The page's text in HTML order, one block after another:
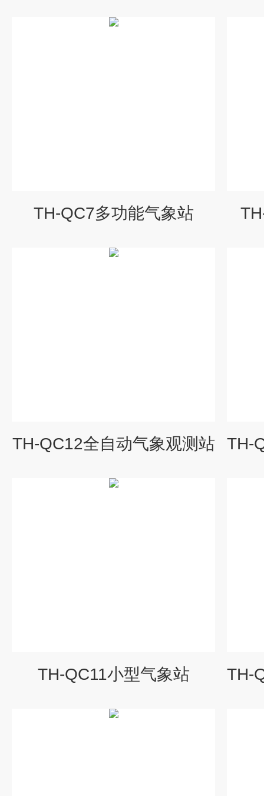
TH-QC7多功能气象站
TH-QC12全自动气象观测站
TH-QC11小型气象站